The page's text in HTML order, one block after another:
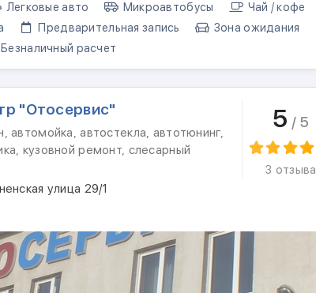
Легковые авто Микроавтобусы
Чай / кофе
Предварительная запись
Зона ожидания
Безналичный расчет
"Отосервис"
автомойка, автостекла, автотюнинг,
кузовной ремонт, слесарный
улица 29/1
5 / 5
3 отзыва